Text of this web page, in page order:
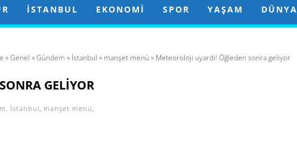
İSTANBUL EKONOMI SPOR YAŞAM DÜNYA
»Genel »Gündem » İstanbul » manşet menü » Meteoroloji uyardı! Öğleden sonra geliyor
GELIYOR
, İstanbul, manşet menü ,